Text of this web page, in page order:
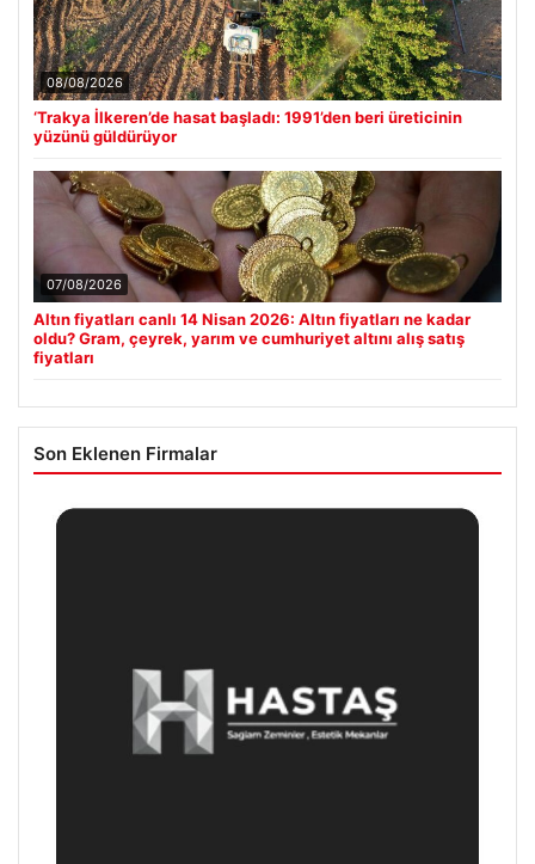
08/08/2026
‘Trakya İlkeren’de hasat başladı: 1991’den beri üreticinin
yüzünü güldürüyor
07/08/2026
Altın fiyatları canlı 14 Nisan 2026: Altın fiyatları ne kadar
oldu? Gram, çeyrek, yarım ve cumhuriyet altını alış satış
fiyatları
Son Eklenen Firmalar